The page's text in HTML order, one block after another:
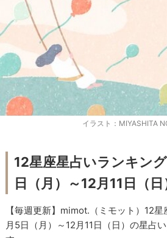
イラスト：MIYASHITA
12星座星占いランキン
日（月）～12月11日（
【毎週更新】mimot.（ミモット）12
月5日（月）～12月11日（日）の星占